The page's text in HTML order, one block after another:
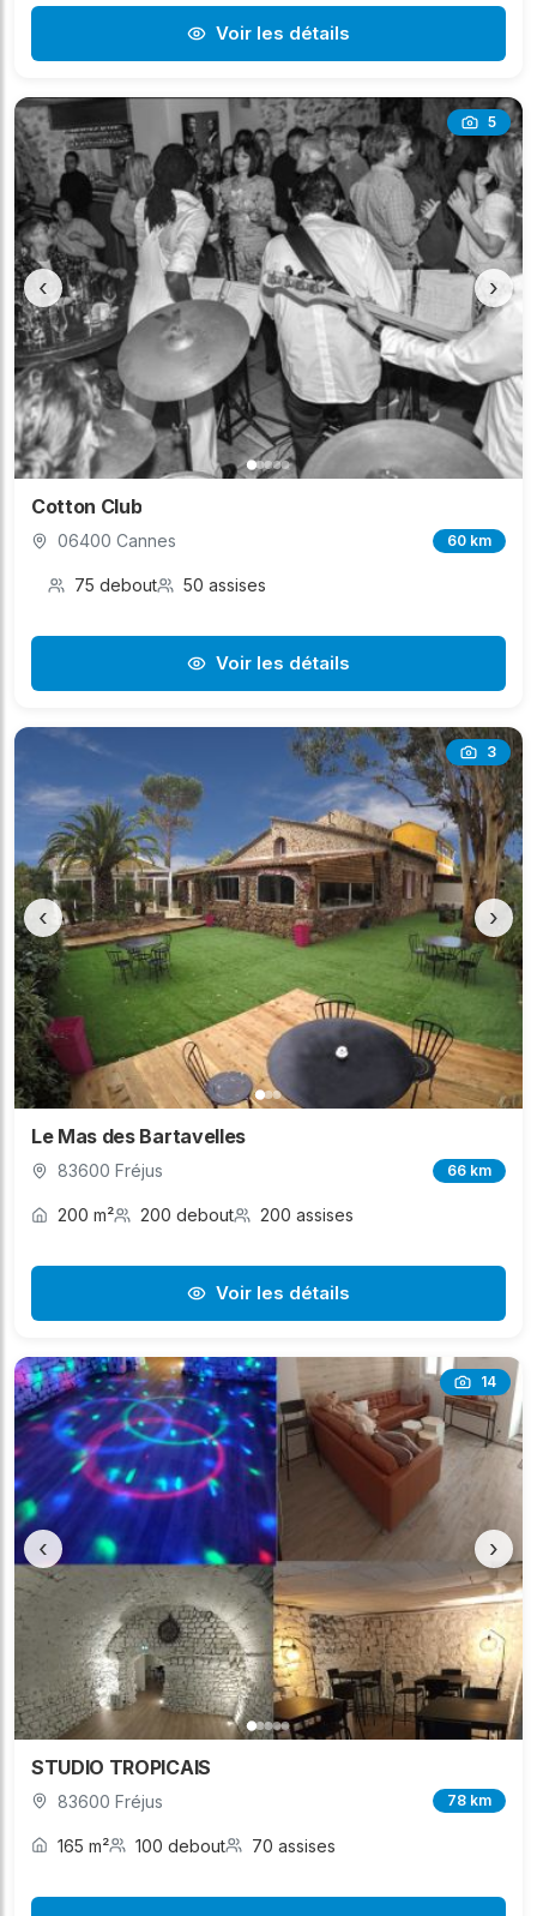
Voir les détails
5
‹ ›
Cotton Club
06400 Cannes 60 km
75 debout 50 assises
Voir les détails
3
‹ ›
Le Mas des Bartavelles
83600 Fréjus 66 km
200 m² 200 debout 200 assises
Voir les détails
14
‹ ›
STUDIO TROPICAIS
83600 Fréjus 78 km
165 m² 100 debout 70 assises